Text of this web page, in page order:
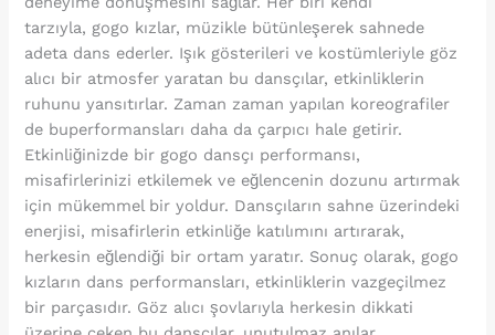
tarzıyla, gogo kızlar, müzikle bütünleşerek sahnede
adeta dans ederler. Işık gösterileri ve kostümleriyle göz
alıcı bir atmosfer yaratan bu dansçılar, etkinliklerin
ruhunu yansıtırlar. Zaman zaman yapılan koreografiler
de buperformansları daha da çarpıcı hale getirir.
Etkinliğinizde bir gogo dansçı performansı,
misafirlerinizi etkilemek ve eğlencenin dozunu artırmak
için mükemmel bir yoldur. Dansçıların sahne üzerindeki
enerjisi, misafirlerin etkinliğe katılımını artırarak,
herkesin eğlendiği bir ortam yaratır. Sonuç olarak, gogo
kızların dans performansları, etkinliklerin vazgeçilmez
bir parçasıdır. Göz alıcı şovlarıyla herkesin dikkati